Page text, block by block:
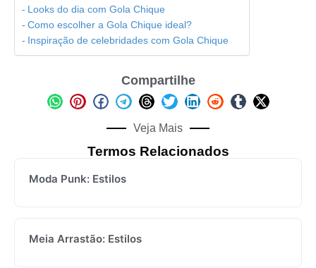
Looks do dia com Gola Chique
Como escolher a Gola Chique ideal?
Inspiração de celebridades com Gola Chique
Compartilhe
Veja Mais
Termos Relacionados
Moda Punk: Estilos
Meia Arrastão: Estilos